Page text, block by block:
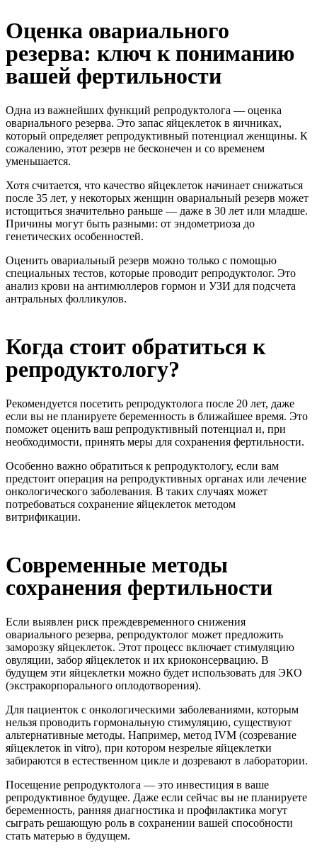
Оценка овариального
резерва: ключ к пониманию
вашей фертильности
Одна из важнейших функций репродуктолога — оценка
овариального резерва. Это запас яйцеклеток в яичниках,
который определяет репродуктивный потенциал женщины. К
сожалению, этот резерв не бесконечен и со временем
уменьшается.
Хотя считается, что качество яйцеклеток начинает снижаться
после 35 лет, у некоторых женщин овариальный резерв может
истощиться значительно раньше — даже в 30 лет или младше.
Причины могут быть разными: от эндометриоза до
генетических особенностей.
Оценить овариальный резерв можно только с помощью
специальных тестов, которые проводит репродуктолог. Это
анализ крови на антимюллеров гормон и УЗИ для подсчета
антральных фолликулов.
Когда стоит обратиться к
репродуктологу?
Рекомендуется посетить репродуктолога после 20 лет, даже
если вы не планируете беременность в ближайшее время. Это
поможет оценить ваш репродуктивный потенциал и, при
необходимости, принять меры для сохранения фертильности.
Особенно важно обратиться к репродуктологу, если вам
предстоит операция на репродуктивных органах или лечение
онкологического заболевания. В таких случаях может
потребоваться сохранение яйцеклеток методом
витрификации.
Современные методы
сохранения фертильности
Если выявлен риск преждевременного снижения
овариального резерва, репродуктолог может предложить
заморозку яйцеклеток. Этот процесс включает стимуляцию
овуляции, забор яйцеклеток и их криоконсервацию. В
будущем эти яйцеклетки можно будет использовать для ЭКО
(экстракорпорального оплодотворения).
Для пациенток с онкологическими заболеваниями, которым
нельзя проводить гормональную стимуляцию, существуют
альтернативные методы. Например, метод IVM (созревание
яйцеклеток in vitro), при котором незрелые яйцеклетки
забираются в естественном цикле и дозревают в лаборатории.
Посещение репродуктолога — это инвестиция в ваше
репродуктивное будущее. Даже если сейчас вы не планируете
беременность, ранняя диагностика и профилактика могут
сыграть решающую роль в сохранении вашей способности
стать матерью в будущем.